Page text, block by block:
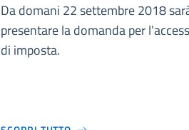
Da domani 22 settembre 2018
presentare la domanda per
di imposta.